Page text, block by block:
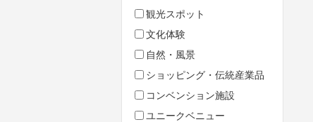
観光スポット
文化体験
自然・風景
ショッピング・伝統産業品
コンベンション施設
ユニークベニュー